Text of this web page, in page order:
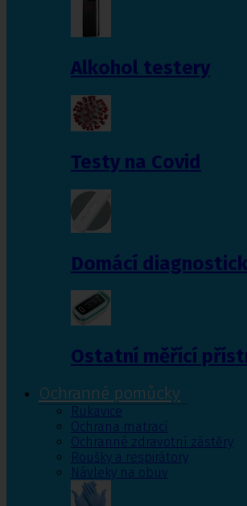
Alkohol testery
Testy na Covid
Domácí
Ostatní měřící
Ochranné pomůcky
Rukavice
Ochrana matrací
Ochranné zdravotní zástěry
Roušky a respirátory
Návleky na obuv